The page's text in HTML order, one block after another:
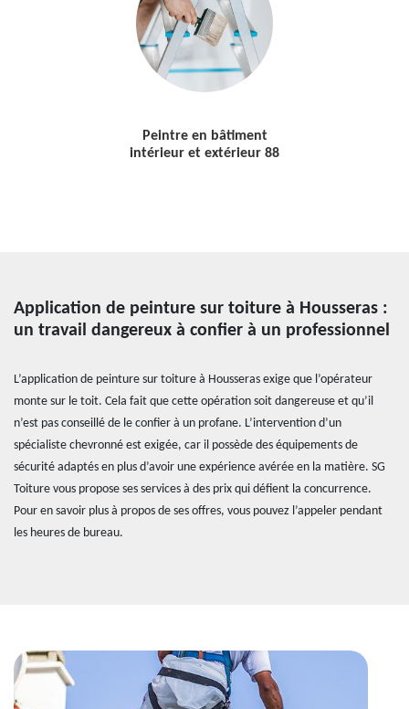
Peintre en bâtiment
intérieur et extérieur 88
Application de peinture sur toiture à Housseras :
un travail dangereux à confier à un professionnel
L’application de peinture sur toiture à Housseras exige que l’opérateur
monte sur le toit. Cela fait que cette opération soit dangereuse et qu’il
n’est pas conseillé de le confier à un profane. L’intervention d’un
spécialiste chevronné est exigée, car il possède des équipements de
sécurité adaptés en plus d’avoir une expérience avérée en la matière. SG
Toiture vous propose ses services à des prix qui défient la concurrence.
Pour en savoir plus à propos de ses offres, vous pouvez l’appeler pendant
les heures de bureau.